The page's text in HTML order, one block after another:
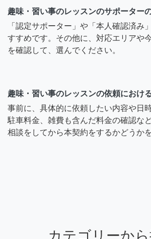
趣味・習い事のレッスンのサポーター
「認定サポーター」や「本人確認済み
すすめです。その他に、対応エリアや
を確認して、選んでください。
趣味・習い事のレッスンの依頼におけ
事前に、具体的に依頼したい内容や日
駐車料金、雑費も含んだ料金の確認な
相談をしてから本契約をするかどうか
カテゴリーか